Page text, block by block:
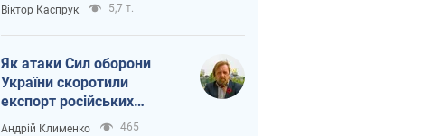
Віктор Каспрук 5,7 т.
Як атаки Сил оборони
України скоротили
експорт російських
нафтопродуктів
Андрій Клименко 465